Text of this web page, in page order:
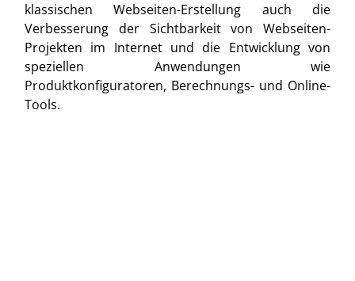
klassischen Webseiten-Erstellung auch die
Verbesserung der Sichtbarkeit von Webseiten-
Projekten im Internet und die Entwicklung von
speziellen Anwendungen wie
Produktkonfiguratoren, Berechnungs- und Online-
Tools.